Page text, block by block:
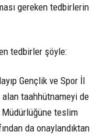
gereken tedbirlerin
tedbirler şöyle:
Gençlik ve Spor İl
taahhütnameyi de
teslim
da onaylandıktan